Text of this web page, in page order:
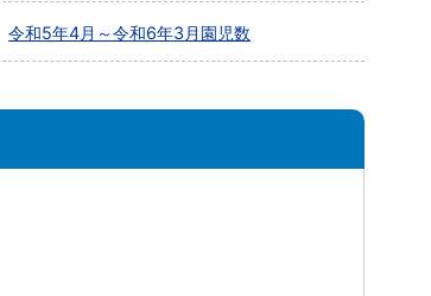
令和5年4月～令和6年3月園児数